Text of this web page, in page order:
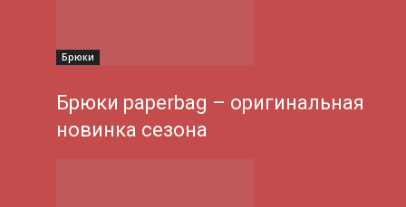
Брюки
Брюки paperbag – оригинальная
новинка сезона